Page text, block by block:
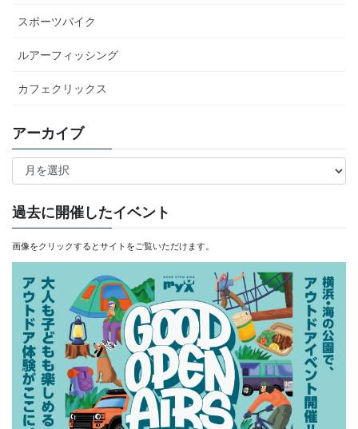
スポーツバイク
ルアーフィッシング
カフェクリックス
アーカイブ
ア
ー
カ
イ
ブ
過去に開催したイベント
画像をクリックするとサイトをご覧いただけます。